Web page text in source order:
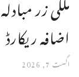
اضافہ ریکارڈ
اگست 7, 2026